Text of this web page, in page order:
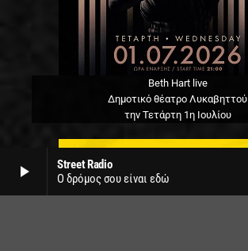
play_arrow
Street Radio
Ο δρόμος σου είναι εδώ
Beth Hart live
Δημοτικό θέατρο Λυκαβηττού
την Τετάρτη 1η Ιουλίου